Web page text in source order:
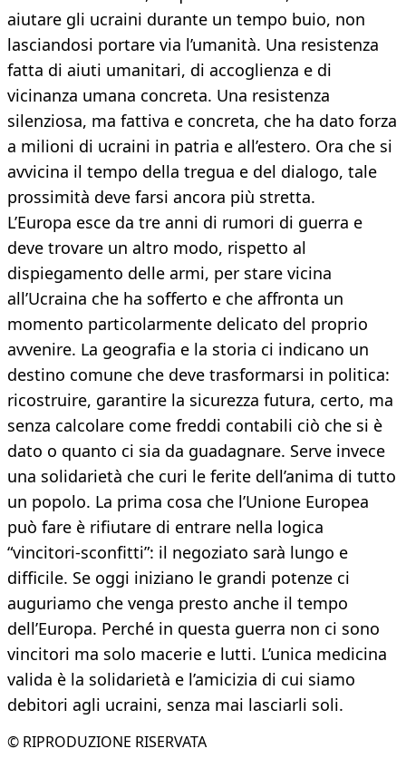
aiutare gli ucraini durante un tempo buio, non
lasciandosi portare via l’umanità. Una resistenza
fatta di aiuti umanitari, di accoglienza e di
vicinanza umana concreta. Una resistenza
silenziosa, ma fattiva e concreta, che ha dato forza
a milioni di ucraini in patria e all’estero. Ora che si
avvicina il tempo della tregua e del dialogo, tale
prossimità deve farsi ancora più stretta.
L’Europa esce da tre anni di rumori di guerra e
deve trovare un altro modo, rispetto al
dispiegamento delle armi, per stare vicina
all’Ucraina che ha sofferto e che affronta un
momento particolarmente delicato del proprio
avvenire. La geografia e la storia ci indicano un
destino comune che deve trasformarsi in politica:
ricostruire, garantire la sicurezza futura, certo, ma
senza calcolare come freddi contabili ciò che si è
dato o quanto ci sia da guadagnare. Serve invece
una solidarietà che curi le ferite dell’anima di tutto
un popolo. La prima cosa che l’Unione Europea
può fare è rifiutare di entrare nella logica
“vincitori-sconfitti”: il negoziato sarà lungo e
difficile. Se oggi iniziano le grandi potenze ci
auguriamo che venga presto anche il tempo
dell’Europa. Perché in questa guerra non ci sono
vincitori ma solo macerie e lutti. L’unica medicina
valida è la solidarietà e l’amicizia di cui siamo
debitori agli ucraini, senza mai lasciarli soli.
© RIPRODUZIONE RISERVATA